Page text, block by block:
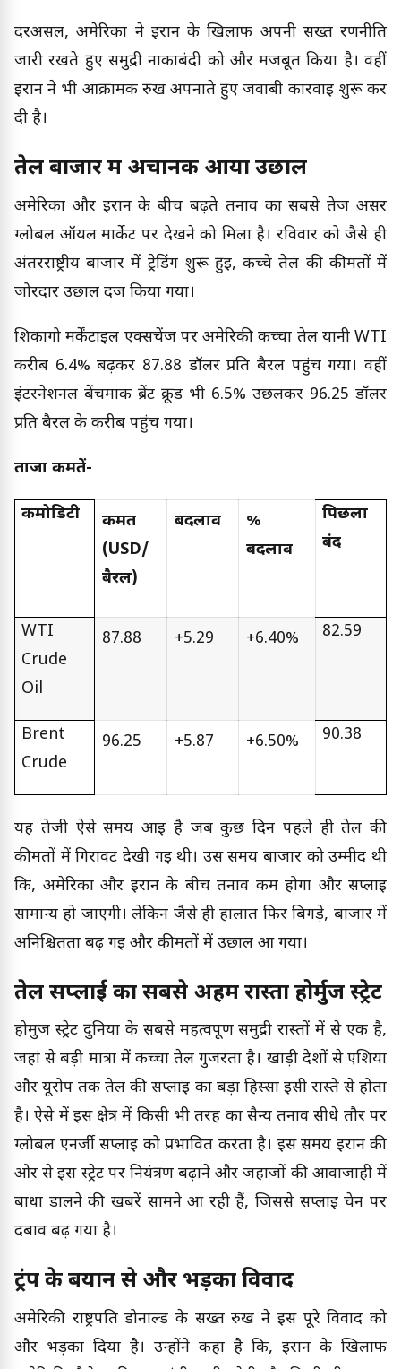
दरअसल, अमेरिका ने ईरान के खिलाफ अपनी सख्त रणनीति
जारी रखते हुए समुद्री नाकाबंदी को और मजबूत किया है। वहीं
ईरान ने भी आक्रामक रुख अपनाते हुए जवाबी कार्रवाई शुरू कर
दी है।
तेल बाजार में अचानक आया उछाल
अमेरिका और ईरान के बीच बढ़ते तनाव का सबसे तेज असर
ग्लोबल ऑयल मार्केट पर देखने को मिला है। रविवार को जैसे ही
अंतरराष्ट्रीय बाजार में ट्रेडिंग शुरू हुई, कच्चे तेल की कीमतों में
जोरदार उछाल दर्ज किया गया।
शिकागो मर्केंटाइल एक्सचेंज पर अमेरिकी कच्चा तेल यानी WTI
करीब 6.4% बढ़कर 87.88 डॉलर प्रति बैरल पहुंच गया। वहीं
इंटरनेशनल बेंचमार्क ब्रेंट क्रूड भी 6.5% उछलकर 96.25 डॉलर
प्रति बैरल के करीब पहुंच गया।
ताजा कीमतें-
कमोडिटी
कीमत
(USD/
बैरल)
बदलाव
%
बदलाव
पिछला
बंद
WTI
Crude
Oil
87.88 +5.29 +6.40% 82.59
Brent
Crude
96.25 +5.87 +6.50% 90.38
यह तेजी ऐसे समय आई है जब कुछ दिन पहले ही तेल की
कीमतों में गिरावट देखी गई थी। उस समय बाजार को उम्मीद थी
कि, अमेरिका और ईरान के बीच तनाव कम होगा और सप्लाई
सामान्य हो जाएगी। लेकिन जैसे ही हालात फिर बिगड़े, बाजार में
अनिश्चितता बढ़ गई और कीमतों में उछाल आ गया।
तेल सप्लाई का सबसे अहम रास्ता होर्मुज स्ट्रेट
होर्मुज स्ट्रेट दुनिया के सबसे महत्वपूर्ण समुद्री रास्तों में से एक है,
जहां से बड़ी मात्रा में कच्चा तेल गुजरता है। खाड़ी देशों से एशिया
और यूरोप तक तेल की सप्लाई का बड़ा हिस्सा इसी रास्ते से होता
है। ऐसे में इस क्षेत्र में किसी भी तरह का सैन्य तनाव सीधे तौर पर
ग्लोबल एनर्जी सप्लाई को प्रभावित करता है। इस समय ईरान की
ओर से इस स्ट्रेट पर नियंत्रण बढ़ाने और जहाजों की आवाजाही में
बाधा डालने की खबरें सामने आ रही हैं, जिससे सप्लाई चेन पर
दबाव बढ़ गया है।
ट्रंप के बयान से और भड़का विवाद
अमेरिकी राष्ट्रपति डोनाल्ड के सख्त रुख ने इस पूरे विवाद को
और भड़का दिया है। उन्होंने कहा है कि, ईरान के खिलाफ